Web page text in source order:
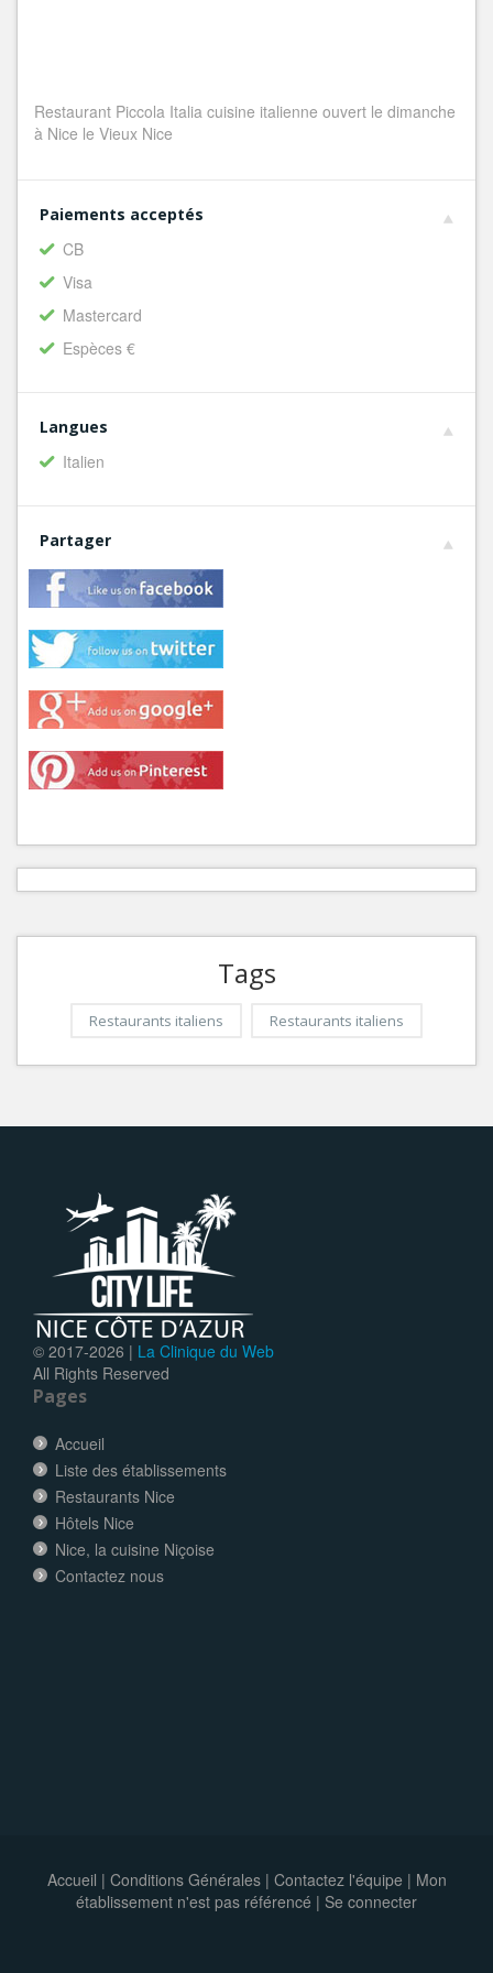
Restaurant Piccola Italia cuisine italienne ouvert le dimanche
à Nice le Vieux Nice
Paiements acceptés
CB
Visa
Mastercard
Espèces €
Langues
Italien
Partager
Tags
Restaurants italiens Restaurants italiens
© 2017-2026 | La Clinique du Web
All Rights Reserved
Pages
Accueil
Liste des établissements
Restaurants Nice
Hôtels Nice
Nice, la cuisine Niçoise
Contactez nous
Accueil | Conditions Générales| Contactez l'équipe | Mon
établissement n'est pas référencé | Se connecter